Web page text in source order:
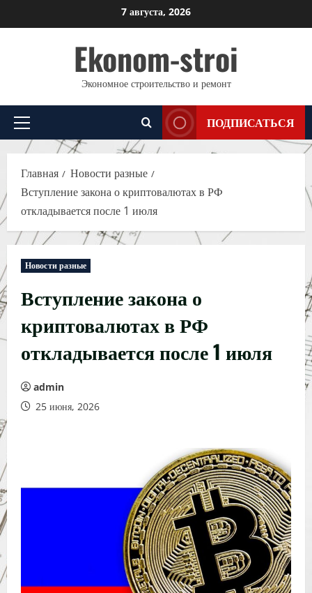
к
7 августа, 2026
Ekonom-stroi
Экономное строительство и ремонт
Основное
меню
ПОДПИСАТЬСЯ
Главная
Новости разные
Вступление закона о криптовалютах в РФ
откладывается после 1 июля
Новости разные
Вступление закона о
криптовалютах в РФ
откладывается после 1 июля
admin
25 июня, 2026